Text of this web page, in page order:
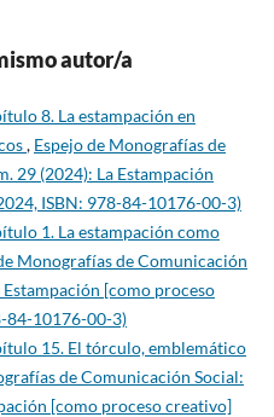
autor/a
8. La estampación en
, Espejo de Monografías de
29 (2024): La Estampación
ISBN: 978-84-10176-00-3)
1. La estampación como
Monografías de Comunicación
[como proceso
84-10176-00-3)
15. El tórculo, emblemático
de Comunicación Social:
[como proceso creativo]